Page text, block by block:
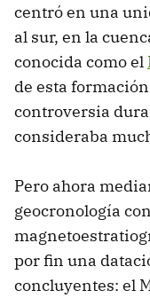
centró en una
al sur, en la
conocida como el
de esta
controversia
consideraba
Pero ahora
geocronología
por fin una
concluyentes: el